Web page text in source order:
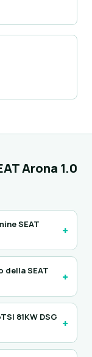
Arona 1.0
SEAT
+
della SEAT
+
81KW DSG +